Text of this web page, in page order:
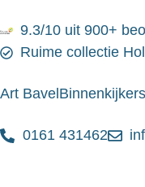
9.3/10 uit 900+
Ruime collectie
Art Bavel Binnenkijkers
0161 431462